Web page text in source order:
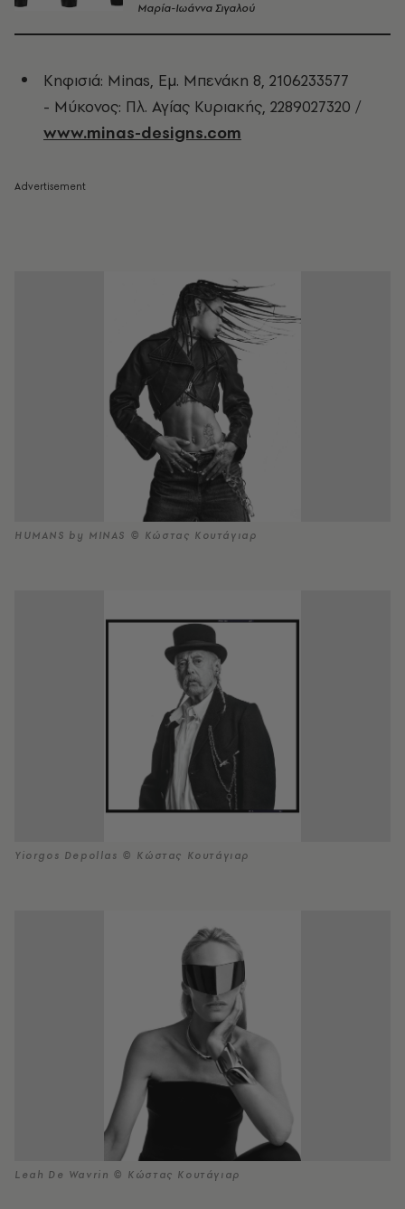
Μαρία-Ιωάννα Σιγαλού
Κηφισιά: Minas, Εμ. Μπενάκη 8, 2106233577
- Μύκονος: Πλ. Αγίας Κυριακής, 2289027320 /
www.minas-designs.com
HUMANS by MINAS © Κώστας Κουτάγιαρ
Yiorgos Depollas © Κώστας Κουτάγιαρ
Leah De Wavrin © Κώστας Κουτάγιαρ